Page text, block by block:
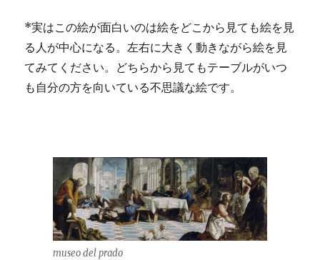
*実はこの絵が面白いのは絵をどこから見ても絵を見
る人が中心になる。左右に大きく動きながら絵を見
てみてください。どちらから見てもテーブルがいつ
も自分の方を向いている不思議な絵です。
museo del prado